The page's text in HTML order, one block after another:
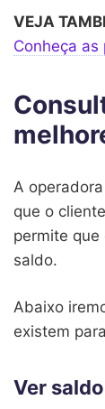
VEJA
Conheça as
A
que o
permite que
saldo.
Abaixo
existem
Ver